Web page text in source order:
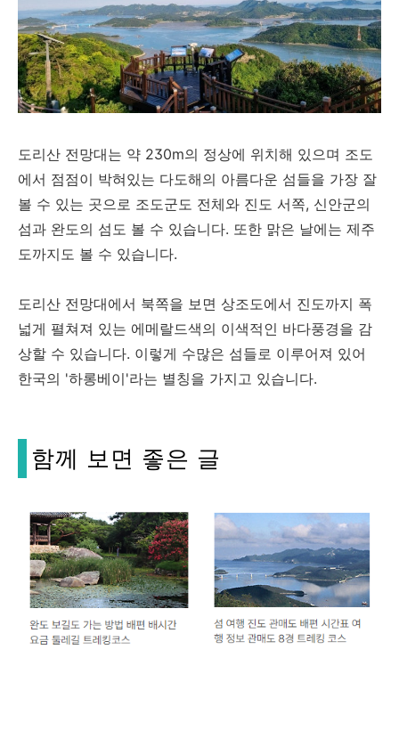
도리산 전망대는 약 230m의 정상에 위치해 있으며 조도
에서 점점이 박혀있는 다도해의 아름다운 섬들을 가장 잘
볼 수 있는 곳으로 조도군도 전체와 진도 서쪽, 신안군의
섬과 완도의 섬도 볼 수 있습니다. 또한 맑은 날에는 제주
도까지도 볼 수 있습니다.
도리산 전망대에서 북쪽을 보면 상조도에서 진도까지 폭
넓게 펼쳐져 있는 에메랄드색의 이색적인 바다풍경을 감
상할 수 있습니다. 이렇게 수많은 섬들로 이루어져 있어
한국의 '하롱베이'라는 별칭을 가지고 있습니다.
함께 보면 좋은 글